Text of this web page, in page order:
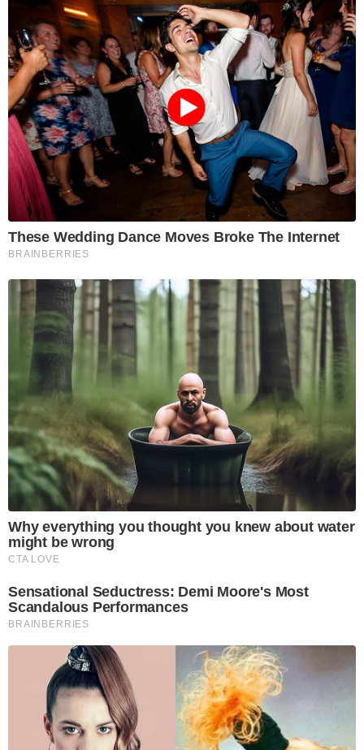
These Wedding Dance Moves Broke The Internet
BRAINBERRIES
Why everything you thought you knew about water
might be wrong
CTA LOVE
Sensational Seductress: Demi Moore's Most
Scandalous Performances
BRAINBERRIES